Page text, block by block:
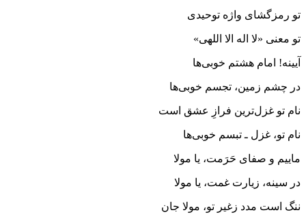
تو رمزگشای واژه‌ توحیدی
تو معنی «لا اله‌ الا اللهی»
آیینه! امام هشتم خوبی‌ها
در چشم زمین، تجسم خوبی‌ها
نام تو غزل‌ترین فرازِ عشق است
نام تو، غزل ـ تبسم خوبی‌ها
ماییم و صفای حَرَمت، یا مولا
در سینه، زیارت غمت، یا مولا
ننگ است مدد زغیر تو، مولا جان